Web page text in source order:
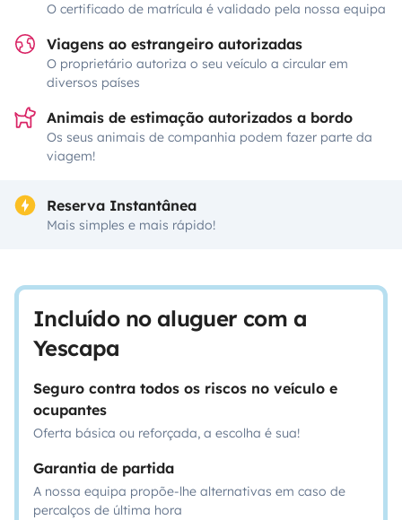
O certificado de matrícula é validado pela nossa equipa
Viagens ao estrangeiro autorizadas
O proprietário autoriza o seu veículo a circular em
diversos países
Animais de estimação autorizados a bordo
Os seus animais de companhia podem fazer parte da
viagem!
Reserva Instantânea
Mais simples e mais rápido!
Incluído no aluguer com a
Yescapa
Seguro contra todos os riscos no veículo e
ocupantes
Oferta básica ou reforçada, a escolha é sua!
Garantia de partida
A nossa equipa propõe-lhe alternativas em caso de
percalços de última hora